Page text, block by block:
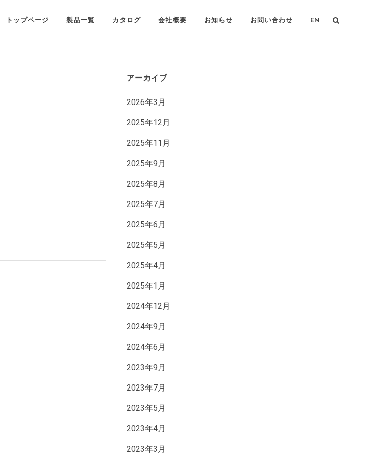
トップページ 製品一覧 カタログ 会社概要 お知らせ お問い合わせ EN
アーカイブ
2026年3月
2025年12月
2025年11月
2025年9月
2025年8月
2025年7月
2025年6月
2025年5月
2025年4月
2025年1月
2024年12月
2024年9月
2024年6月
2023年9月
2023年7月
2023年5月
2023年4月
2023年3月